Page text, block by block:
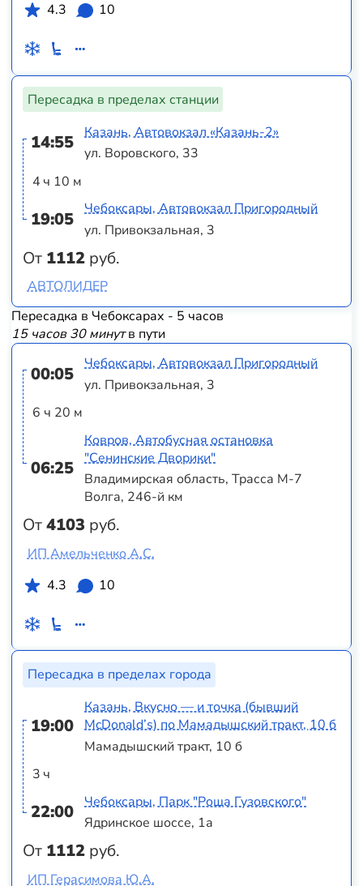
4.3
10
Пересадка в пределах станции
14:55
4 ч 10 м
19:05
От 1112 руб.
Казань, Автовокзал «‎Казань-2»
ул. Воровского, 33
Чебоксары, Автовокзал Пригородный
ул. Привокзальная, 3
АВТОЛИДЕР
Пересадка в Чебоксарах - 5 часов
15 часов 30 минутв пути
00:05
6 ч 20 м
06:25
От4103 руб.
Чебоксары, Автовокзал Пригородный
ул. Привокзальная, 3
Ковров, Автобусная остановка
"Сенинские Дворики"
Владимирская область, Трасса М-7
Волга, 246-й км
ИП Амельченко А.С.
4.3
10
Пересадка в пределах города
19:00
3 ч
22:00
От 1112 руб.
Казань, Вкусно — и точка (бывший
McDonald’s) по Мамадышский тракт, 10 б
Мамадышский тракт, 10 б
Чебоксары, Парк "Роща Гузовского"
Ядринское шоссе, 1а
ИП Герасимова Ю.А.